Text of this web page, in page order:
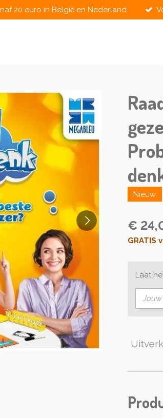
20 euro in België en Nederland.
Nieuw
€
GRATIS
Laat